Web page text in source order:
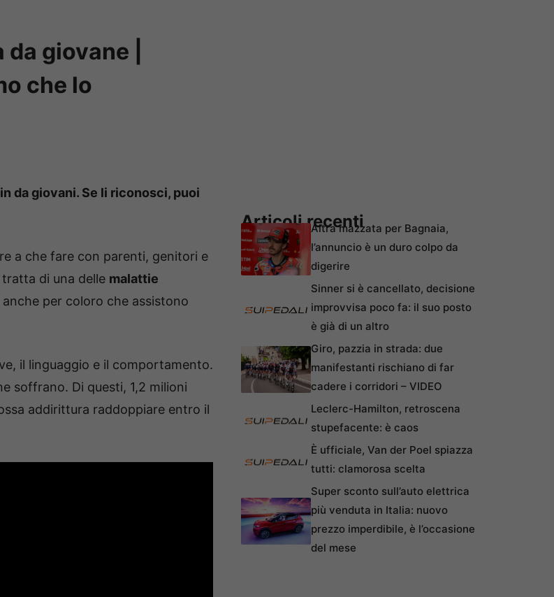
giovane |
che lo
da giovani. Se li riconosci, puoi
a che fare con parenti, genitori e
di una delle malattie
per coloro che assistono
il linguaggio e il comportamento.
soffrano. Di questi, 1,2 milioni
addirittura raddoppiare entro il
Articoli recentiAltra mazzata per Bagnaia,
l’annuncio è un duro colpo da
digerire
Sinner si è cancellato, decisione
improvvisa poco fa: il suo posto
è già di un altro
Giro, pazzia in strada: due
manifestanti rischiano di far
cadere i corridori – VIDEO
Leclerc-Hamilton, retroscena
stupefacente: è caos
È ufficiale, Van der Poel spiazza
tutti: clamorosa scelta
Super sconto sull’auto elettrica
più venduta in Italia: nuovo
prezzo imperdibile, è l’occasione
del mese